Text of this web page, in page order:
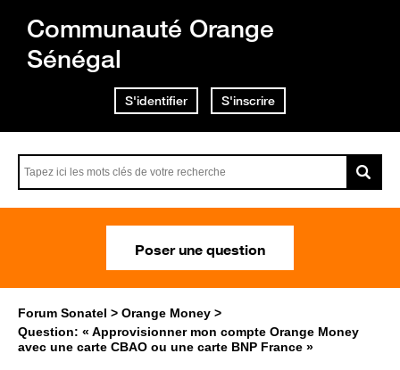
Communauté Orange
Sénégal
S'identifier S'inscrire
Poser une question
Forum Sonatel
Orange Money
Question: « Approvisionner mon compte Orange Money
avec une carte CBAO ou une carte BNP France »